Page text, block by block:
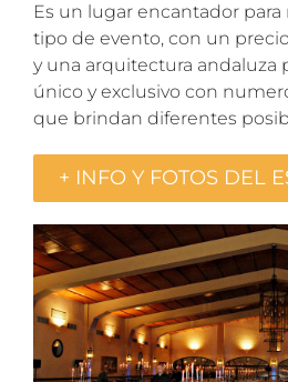
Es un lugar encantador
tipo de evento, con un
y una arquitectura andaluza
único y exclusivo con
que brindan diferentes
+ INFO Y FOTOS DEL